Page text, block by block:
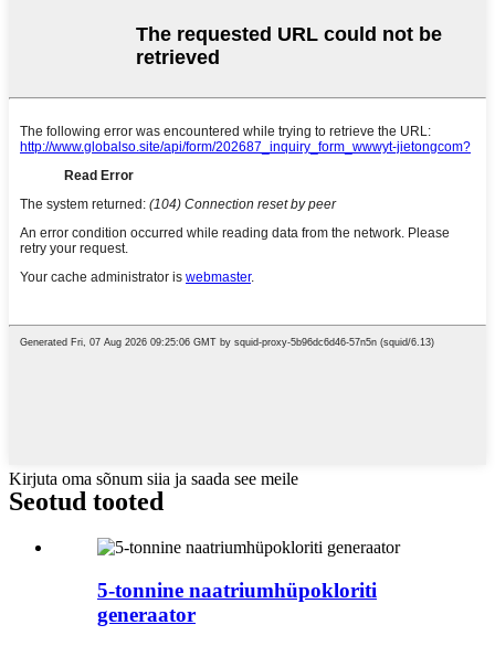
Kirjuta oma sõnum siia ja saada see meile
Seotud tooted
5-tonnine naatriumhüpokloriti
generaator